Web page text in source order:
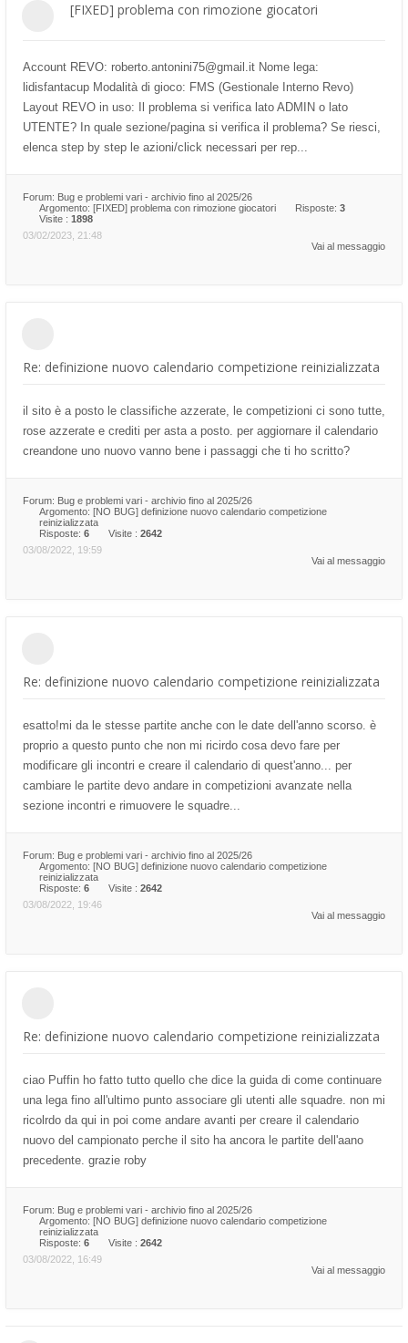
[FIXED] problema con rimozione giocatori
Account REVO: roberto.antonini75@gmail.it Nome lega:
lidisfantacup Modalità di gioco: FMS (Gestionale Interno Revo)
Layout REVO in uso: Il problema si verifica lato ADMIN o lato
UTENTE? In quale sezione/pagina si verifica il problema? Se riesci,
elenca step by step le azioni/click necessari per rep...
Forum: Bug e problemi vari - archivio fino al 2025/26
Argomento: [FIXED] problema con rimozione giocatori Risposte: 3
Visite : 1898
03/02/2023, 21:48
Vai al messaggio
Re: definizione nuovo calendario competizione reinizializzata
il sito è a posto le classifiche azzerate, le competizioni ci sono tutte,
rose azzerate e crediti per asta a posto. per aggiornare il calendario
creandone uno nuovo vanno bene i passaggi che ti ho scritto?
Forum: Bug e problemi vari - archivio fino al 2025/26
Argomento: [NO BUG] definizione nuovo calendario competizione
reinizializzata
Risposte: 6 Visite : 2642
03/08/2022, 19:59
Vai al messaggio
Re: definizione nuovo calendario competizione reinizializzata
esatto!mi da le stesse partite anche con le date dell'anno scorso. è
proprio a questo punto che non mi ricirdo cosa devo fare per
modificare gli incontri e creare il calendario di quest'anno... per
cambiare le partite devo andare in competizioni avanzate nella
sezione incontri e rimuovere le squadre...
Forum: Bug e problemi vari - archivio fino al 2025/26
Argomento: [NO BUG] definizione nuovo calendario competizione
reinizializzata
Risposte: 6 Visite : 2642
03/08/2022, 19:46
Vai al messaggio
Re: definizione nuovo calendario competizione reinizializzata
ciao Puffin ho fatto tutto quello che dice la guida di come continuare
una lega fino all'ultimo punto associare gli utenti alle squadre. non mi
ricolrdo da qui in poi come andare avanti per creare il calendario
nuovo del campionato perche il sito ha ancora le partite dell'aano
precedente. grazie roby
Forum: Bug e problemi vari - archivio fino al 2025/26
Argomento: [NO BUG] definizione nuovo calendario competizione
reinizializzata
Risposte: 6 Visite : 2642
03/08/2022, 16:49
Vai al messaggio